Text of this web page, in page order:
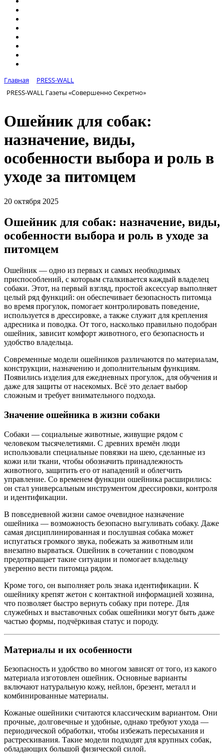
Главная
PRESS-WALL
PRESS-WALL Газеты «Совершенно Секретно»
Ошейник для собак:
назначение, виды,
особенности выбора и роль в
уходе за питомцем
20 октября 2025
Ошейник для собак: назначение, виды,
особенности выбора и роль в уходе за
питомцем
Ошейник — одно из первых и самых необходимых
приспособлений, с которым сталкивается каждый владелец
собаки. Этот, на первый взгляд, простой аксессуар выполняет
целый ряд функций: он обеспечивает безопасность питомца
во время прогулок, помогает контролировать поведение,
используется в дрессировке, а также служит для крепления
адресника и поводка. От того, насколько правильно подобран
ошейник, зависит комфорт животного, его безопасность и
удобство владельца.
Современные модели ошейников различаются по материалам,
конструкции, назначению и дополнительным функциям.
Появились изделия для ежедневных прогулок, для обучения и
даже для защиты от насекомых. Всё это делает выбор
сложным и требует внимательного подхода.
Значение ошейника в жизни собаки
Собаки — социальные животные, живущие рядом с
человеком тысячелетиями. С древних времён люди
использовали специальные повязки на шею, сделанные из
кожи или ткани, чтобы обозначить принадлежность
животного, защитить его от нападений и облегчить
управление. Со временем функции ошейника расширились:
он стал универсальным инструментом дрессировки, контроля
и идентификации.
В повседневной жизни самое очевидное назначение
ошейника — возможность безопасно выгуливать собаку. Даже
самая дисциплинированная и послушная собака может
испугаться громкого звука, побежать за животным или
внезапно вырваться. Ошейник в сочетании с поводком
предотвращает такие ситуации и помогает владельцу
уверенно вести питомца рядом.
Кроме того, он выполняет роль знака идентификации. К
ошейнику крепят жетон с контактной информацией хозяина,
что позволяет быстро вернуть собаку при потере. Для
служебных и выставочных собак ошейники могут быть даже
частью формы, подчёркивая статус и породу.
Материалы и их особенности
Безопасность и удобство во многом зависят от того, из какого
материала изготовлен ошейник. Основные варианты
включают натуральную кожу, нейлон, брезент, металл и
комбинированные материалы.
Кожаные ошейники считаются классическим вариантом. Они
прочные, долговечные и удобные, однако требуют ухода —
периодической обработки, чтобы избежать пересыхания и
растрескивания. Такие модели подходят для крупных собак,
обладающих большой физической силой.